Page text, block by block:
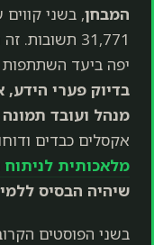
המבחן, בשני
31,771
יפה ביעד
בדיוק פערי הידע,
מנהל ועובד תמונה
אקסלים כבדים
מלאכותית לניתוח
שיהיה הבסיס
בשני הפוסטים